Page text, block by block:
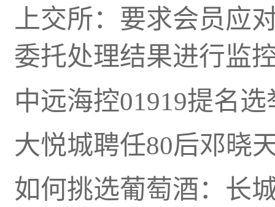
上交所：要求会员应
委托处理结果进行监
中远海控01919提名
大悦城聘任80后邓晓
如何挑选葡萄酒：长